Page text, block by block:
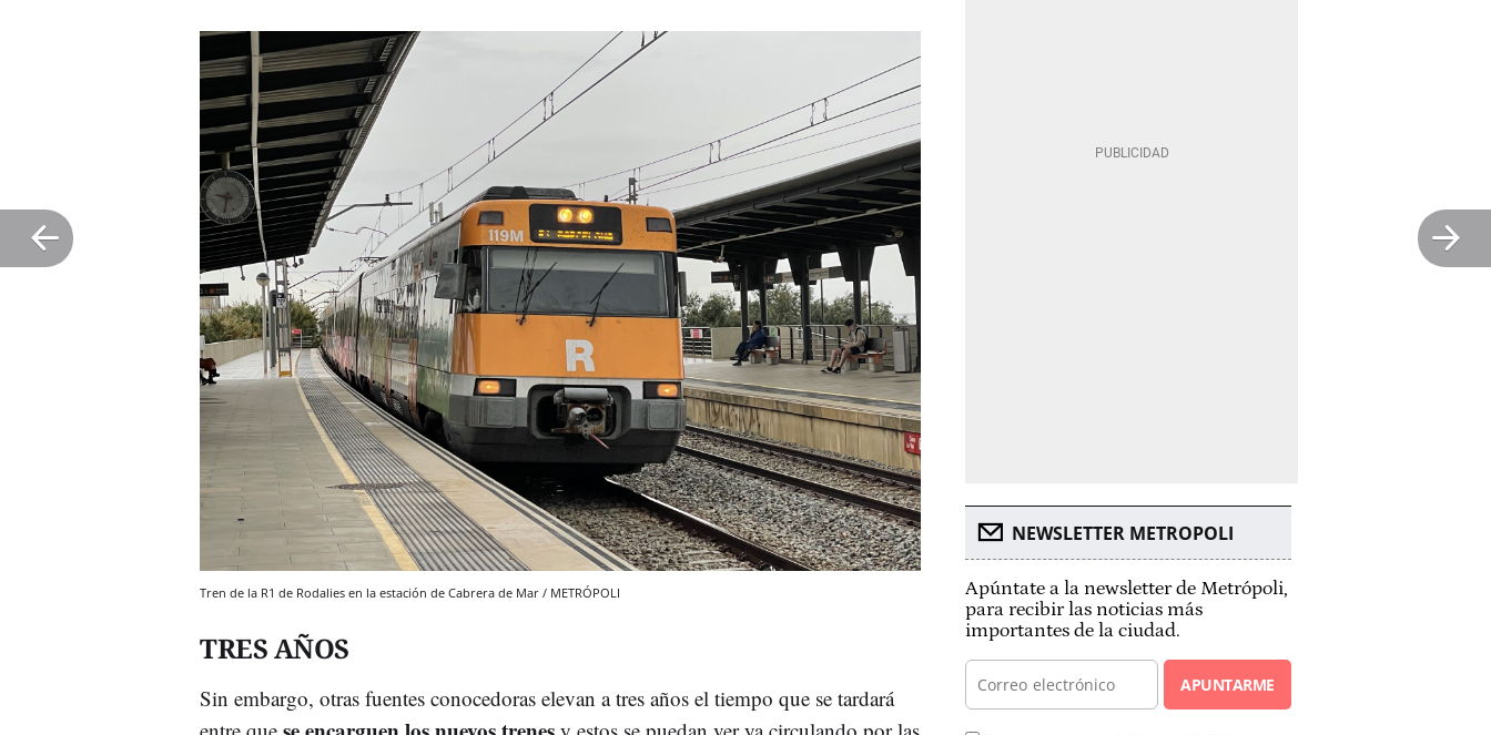
Tren de la R1 de Rodalies en la estación de Cabrera de Mar / METRÓPOLI
TRES AÑOS
Sin embargo, otras fuentes conocedoras elevan a tres años el tiempo que se tardará
NEWSLETTER METROPOLI
Apúntate a la newsletter de Metrópoli,
para recibir las noticias más
importantes de la ciudad.
APUNTARME